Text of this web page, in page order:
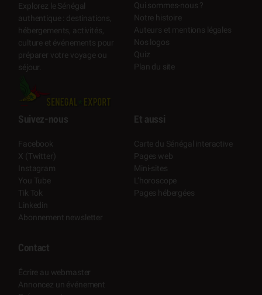
Explorez le Sénégal
authentique : destinations,
hébergements, activités,
culture et événements pour
préparer votre voyage ou
séjour.
Qui sommes-nous ?
Notre histoire
Auteurs et mentions légales
Nos logos
Quiz
Plan du site
Suivez-nous
Facebook
X (Twitter)
Instagram
You Tube
Tik Tok
Linkedin
Abonnement newsletter
Et aussi
Carte du Sénégal interactive
Pages web
Mini-sites
L’horoscope
Pages hébergées
Contact
Écrire au webmaster
Annoncez un événement